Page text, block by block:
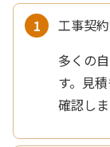
工事契
多くの
す。見
確認しま